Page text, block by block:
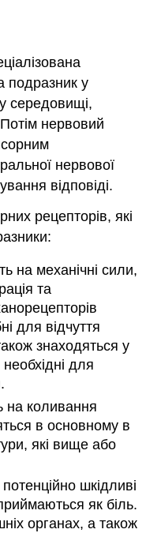
подразник у
середовищі,
нервовий
нервової
відповіді.
рецепторів, які
на механічні сили,
та
для відчуття
знаходяться у
для
на коливання
в основному в
які вище або
шкідливі
як біль.
органах, а також